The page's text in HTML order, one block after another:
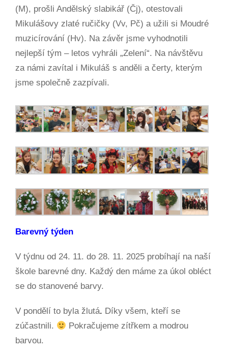
(M), prošli Andělský slabikář (Čj), otestovali
Mikulášovy zlaté ručičky (Vv, Pč) a užili si Moudré
muzicírování (Hv). Na závěr jsme vyhodnotili
nejlepší tým – letos vyhráli „Zelení“. Na návštěvu
za námi zavítal i Mikuláš s anděli a čerty, kterým
jsme společně zazpívali.
Barevný týden
V týdnu od 24. 11. do 28. 11. 2025 probíhají na naší
škole barevné dny. Každý den máme za úkol obléct
se do stanovené barvy.
V pondělí to byla žlutá. Díky všem, kteří se
zúčastnili.
Pokračujeme zítřkem a modrou
barvou.